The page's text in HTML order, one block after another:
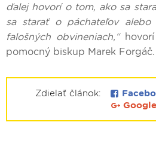
ďalej hovorí o tom, ako sa
sa starať o páchateľov
falošných obvineniach,“hovorí
pomocný biskup Marek Forgáč.
Zdielať článok:
Google